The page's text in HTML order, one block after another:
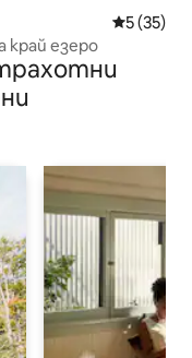
Средна
5 (35)
край езеро